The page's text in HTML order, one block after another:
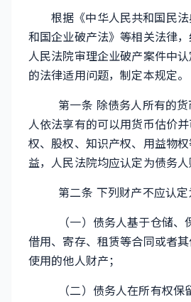
根据《中华人民共和国民
和国企业破产法》等相关法律
人民法院审理企业破产案件中
的法律适用问题，制定本规定。
第一条 除债务人所有的
人依法享有的可以用货币估价
权、股权、知识产权、用益物
益，人民法院均应认定为债务人
第二条 下列财产不应认定
（一）债务人基于仓储、
借用、寄存、租赁等合同或者其
使用的他人财产；
（二）债务人在所有权保